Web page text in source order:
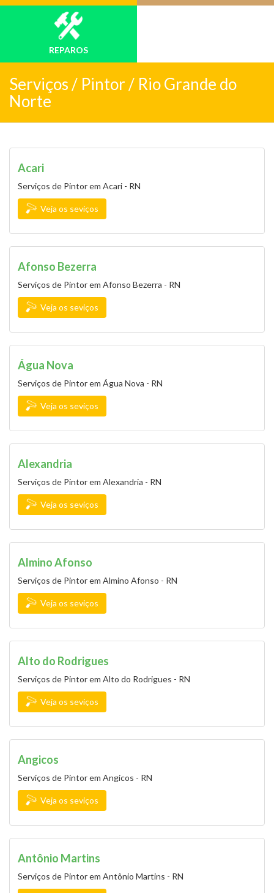
REPAROS
Serviços / Pintor / Rio Grande do
Norte
Acari
Serviços de Pintor em Acari - RN
Veja os seviços
Afonso Bezerra
Serviços de Pintor em Afonso Bezerra - RN
Veja os seviços
Água Nova
Serviços de Pintor em Água Nova - RN
Veja os seviços
Alexandria
Serviços de Pintor em Alexandria - RN
Veja os seviços
Almino Afonso
Serviços de Pintor em Almino Afonso - RN
Veja os seviços
Alto do Rodrigues
Serviços de Pintor em Alto do Rodrigues - RN
Veja os seviços
Angicos
Serviços de Pintor em Angicos - RN
Veja os seviços
Antônio Martins
Serviços de Pintor em Antônio Martins - RN